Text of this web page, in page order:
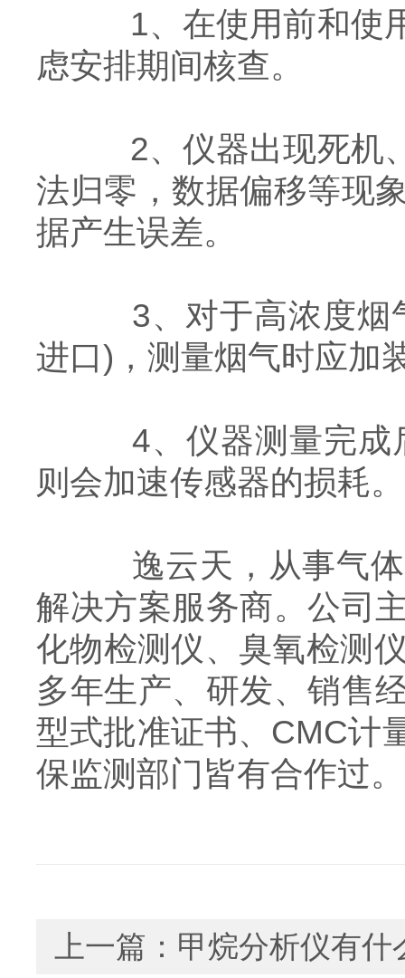
1、在使用前和使用
虑安排期间核查。
2、仪器出现死机、
法归零，数据偏移等现
据产生误差。
3、对于高浓度烟气
进口)，测量烟气时应加
4、仪器测量完成后
则会加速传感器的损耗。
逸云天，从事气体
解决方案服务商。公司
化物检测仪、臭氧检测
多年生产、研发、销售
型式批准证书、CMC计
保监测部门皆有合作过。
上一篇： 甲烷分析仪有什